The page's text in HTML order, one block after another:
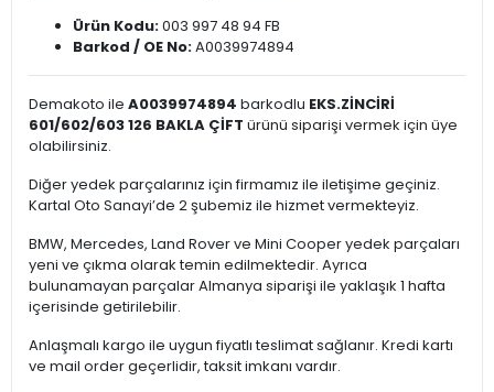
Ürün Kodu:003 997 48 94 FB
Barkod / OE No:A0039974894
Demakoto ile A0039974894 barkodlu EKS.ZİNCİRİ
601/602/603 126 BAKLA ÇİFT ürünü siparişi vermek için üye
olabilirsiniz.
Diğer yedek parçalarınız için firmamız ile iletişime geçiniz.
Kartal Oto Sanayi’de 2 şubemiz ile hizmet vermekteyiz.
BMW, Mercedes, Land Rover ve Mini Cooper yedek parçaları
yeni ve çıkma olarak temin edilmektedir. Ayrıca
bulunamayan parçalar Almanya siparişi ile yaklaşık 1 hafta
içerisinde getirilebilir.
Anlaşmalı kargo ile uygun fiyatlı teslimat sağlanır. Kredi kartı
ve mail order geçerlidir, taksit imkanı vardır.